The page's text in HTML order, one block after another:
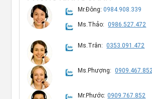
Mr.Đông:0984.908.339
Ms.Thảo: 0986.527.472
Ms.Trân: 0353.091.472
Ms.Phượng:
Mr.Phước: 0909.767.852